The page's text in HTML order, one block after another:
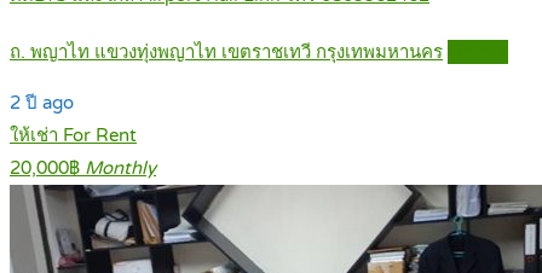
ถ. พญาไท แขวงทุ่งพญาไท เขตราชเทวี กรุงเทพมหานคร
2 ปี ago
ให้เช่า For Rent
20,000฿ Monthly